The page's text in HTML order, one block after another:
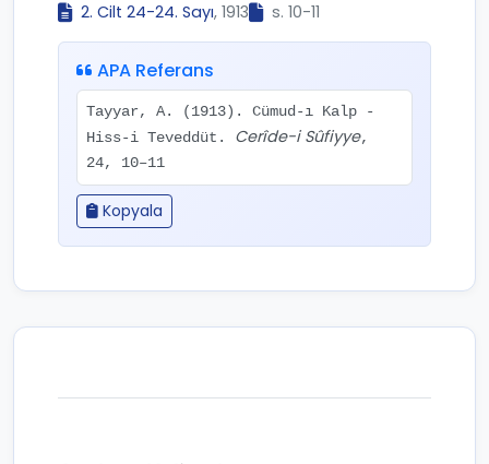
2. Cilt 24-24. Sayı, 1913 s. 10-11
APA Referans
Tayyar, A. (1913). Cümud-ı Kalp -
Hiss-i Teveddüt. Cerîde-i Sûfiyye,
24, 10–11
Kopyala